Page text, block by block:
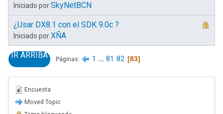
Iniciado porSkyNetBCN
¿Usar DX8.1 con el SDK 9.0c ?
Iniciado porXÑA
IR ARRIBA Páginas 1 ... 81 82 83
Encuesta
Moved Topic